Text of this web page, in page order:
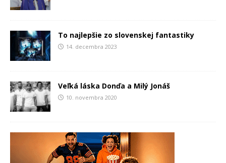
To najlepšie zo slovenskej fantastiky
14. decembra 2023
Veľká láska Donďa a Milý Jonáš
10. novembra 2020